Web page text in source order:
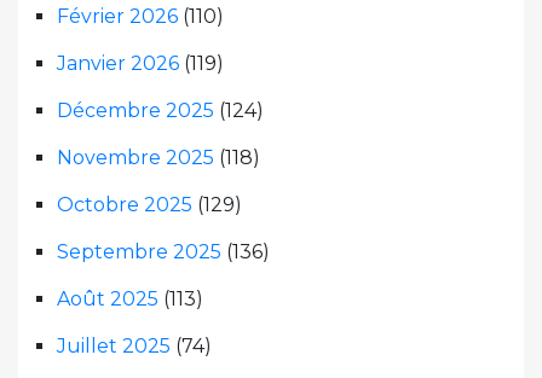
Février 2026 (110)
Janvier 2026 (119)
Décembre 2025 (124)
Novembre 2025 (118)
Octobre 2025 (129)
Septembre 2025 (136)
Août 2025 (113)
Juillet 2025 (74)